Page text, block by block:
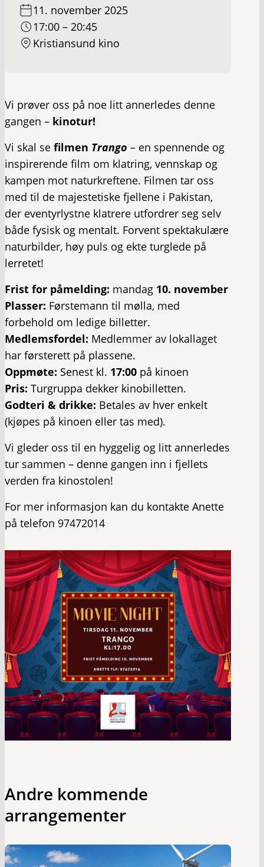
11. november 2025
17:00 – 20:45
Kristiansund kino
Vi prøver oss på noe litt annerledes denne
gangen – kinotur!
Vi skal se filmen Trango – en spennende og
inspirerende film om klatring, vennskap og
kampen mot naturkreftene. Filmen tar oss
med til de majestetiske fjellene i Pakistan,
der eventyrlystne klatrere utfordrer seg selv
både fysisk og mentalt. Forvent spektakulære
naturbilder, høy puls og ekte turglede på
lerretet!
Frist for påmelding: mandag 10. november
Plasser: Førstemann til mølla, med
forbehold om ledige billetter.
Medlemsfordel: Medlemmer av lokallaget
har førsterett på plassene.
Oppmøte: Senest kl. 17:00 på kinoen
Pris: Turgruppa dekker kinobilletten.
Godteri & drikke: Betales av hver enkelt
(kjøpes på kinoen eller tas med).
Vi gleder oss til en hyggelig og litt annerledes
tur sammen – denne gangen inn i fjellets
verden fra kinostolen!
For mer informasjon kan du kontakte Anette
på telefon 97472014
Andre kommende
arrangementer